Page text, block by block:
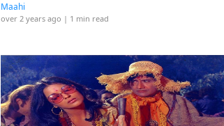
Maahi
over 2 years ago | 1 min read